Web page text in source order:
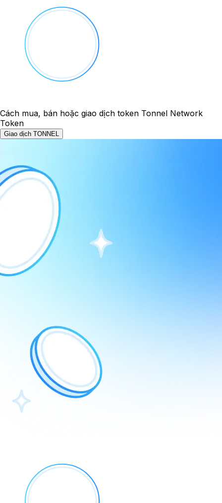
Cách mua, bán hoặc giao dịch token Tonnel Network
Token
Giao dịch TONNEL